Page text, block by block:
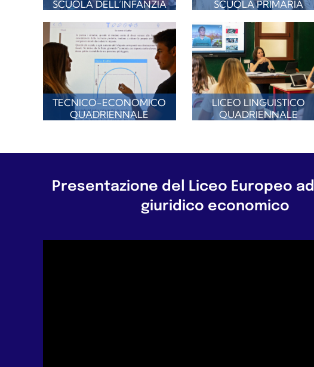
SCUOLA DELL’INFANZIA SCUOLA PRIMARIA
TECNICO-ECONOMICO
QUADRIENNALE
LICEO LINGUISTICO
QUADRIENNALE
Presentazione del Liceo Europeo
giuridico economico